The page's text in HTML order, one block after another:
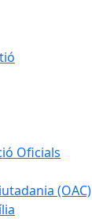
Oficials
(OAC)